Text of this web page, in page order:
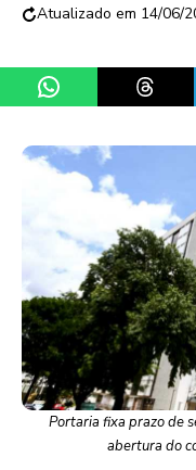
14/06/
Share on WhatsApp
Portaria fixa prazo de
abertura do